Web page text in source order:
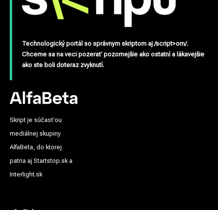
Technologický portál so správnym skriptom aj /script>om/.
Chceme sa na veci pozerať pozornejšie ako ostatní a lákavejšie
ako ste boli doteraz zvyknutí.
Skript je súčasťou
mediálnej skupiny
AlfaBeta, do ktorej
patria aj Startstop.sk a
Interlight.sk